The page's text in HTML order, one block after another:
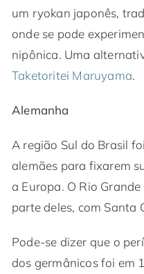
um ryokan japonês,
onde se pode
nipônica. Uma
Taketoritei Maruyama.
Alemanha
A região Sul do Brasil
alemães para fixarem
a Europa. O Rio
parte deles, com Santa
Pode-se dizer que o
dos germânicos foi em